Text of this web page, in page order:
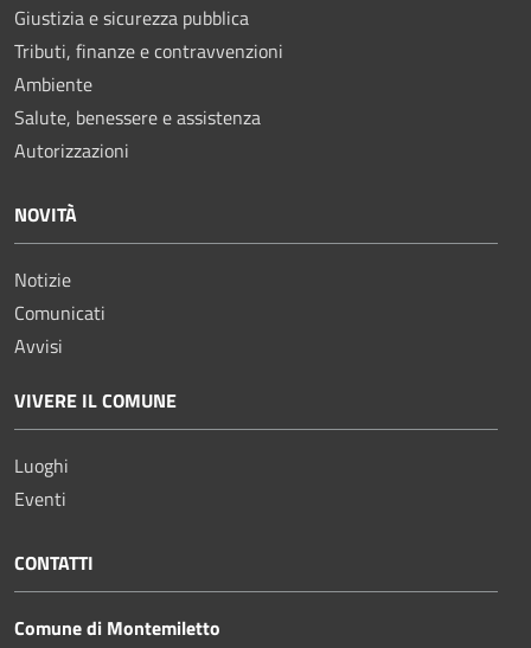
Giustizia e sicurezza pubblica
Tributi, finanze e contravvenzioni
Ambiente
Salute, benessere e assistenza
Autorizzazioni
NOVITÀ
Notizie
Comunicati
Avvisi
VIVERE IL COMUNE
Luoghi
Eventi
CONTATTI
Comune di Montemiletto